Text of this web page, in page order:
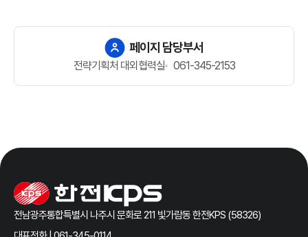
페이지 담당부서
전략기획처 대외협력실 061-345-2153
전남광주통합특별시 나주시 문화로 211 빛가람동 한전KPS (58326)